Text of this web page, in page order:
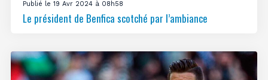
Publié le 19 Avr 2024 à 08h58
Le président de Benfica scotché par l’ambiance